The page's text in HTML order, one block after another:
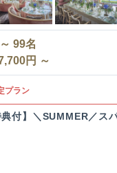
～ 99名
円 ～
プラン
典付】＼SUMMER／ス